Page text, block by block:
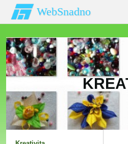
WebSnadno